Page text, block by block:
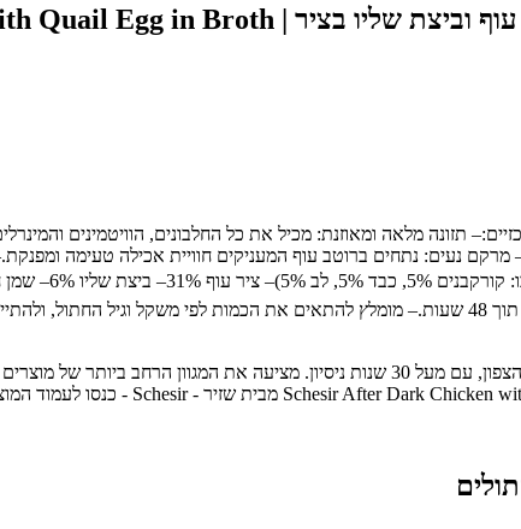
מרקם נעים: נתחים ברוטב עוף המעניקים חוויית אכילה טעימה
לדגנים.📝
לאחר הפתיחה, יש לאחסן במקרר ולהשתמש תוך 48 שעות.– מומלץ להתאים את